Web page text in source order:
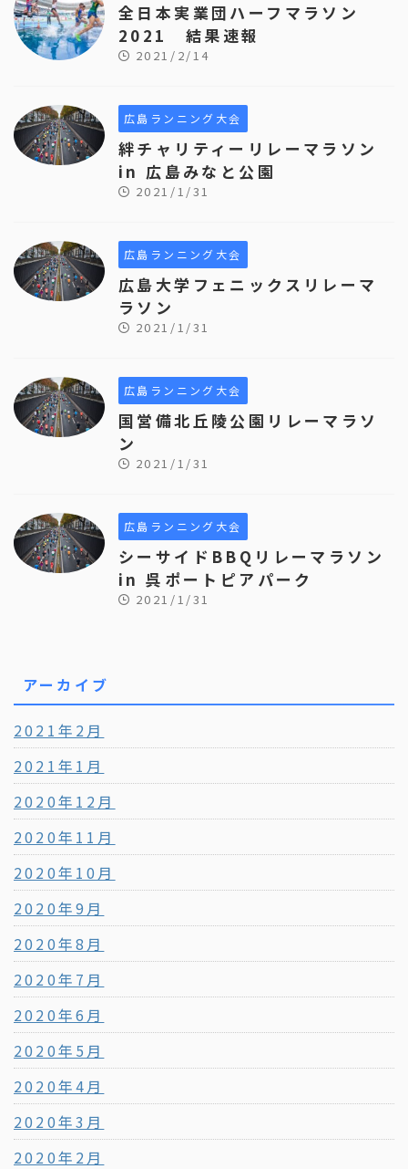
全日本実業団ハーフマラソン
2021 結果速報
2021/2/14
広島ランニング大会
絆チャリティーリレーマラソン
in 広島みなと公園
2021/1/31
広島ランニング大会
広島大学フェニックスリレーマ
ラソン
2021/1/31
広島ランニング大会
国営備北丘陵公園リレーマラソ
ン
2021/1/31
広島ランニング大会
シーサイドBBQリレーマラソン
in 呉ポートピアパーク
2021/1/31
アーカイブ
2021年2月
2021年1月
2020年12月
2020年11月
2020年10月
2020年9月
2020年8月
2020年7月
2020年6月
2020年5月
2020年4月
2020年3月
2020年2月